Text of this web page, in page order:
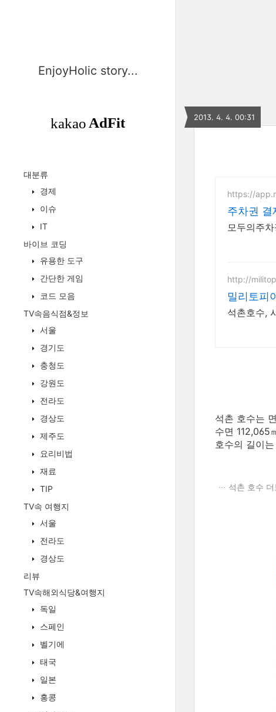
EnjoyHolic story...
대분류
경제
이슈
IT
바이브 코딩
유용한 도구
간단한 게임
코드 모음
TV속음식점&정보
서울
경기도
충청도
강원도
전라도
경상도
제주도
요리비법
재료
TIP
TV속 여행지
서울
전라도
경상도
리뷰
TV속해외식당&여행지
독일
스페인
벨기에
태국
일본
홍콩
2013. 4. 4. 00:31
https://
주차권 결
모두의주
http://
밀리토피
석촌호수,
석촌 호수는
수면 112,065
호수의 길이
석촌 호수 더